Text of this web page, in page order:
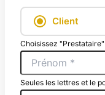
Client
Choisissez
Seules les lettres et le